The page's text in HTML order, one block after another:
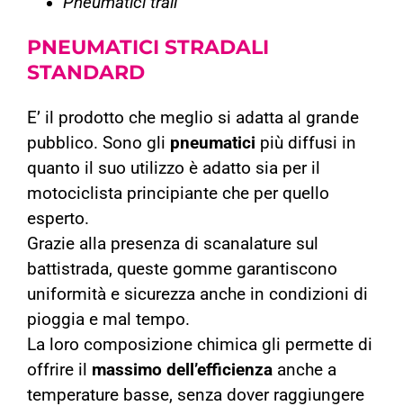
PNEUMATICI STRADALI
STANDARD
E’ il prodotto che meglio si adatta al grande
pubblico. Sono gli pneumatici più diffusi in
quanto il suo utilizzo è adatto sia per il
motociclista principiante che per quello
esperto.
Grazie alla presenza di scanalature sul
battistrada, queste gomme garantiscono
uniformità e sicurezza anche in condizioni di
pioggia e mal tempo.
La loro composizione chimica gli permette di
offrire il massimo dell’efficienza anche a
temperature basse, senza dover raggiungere